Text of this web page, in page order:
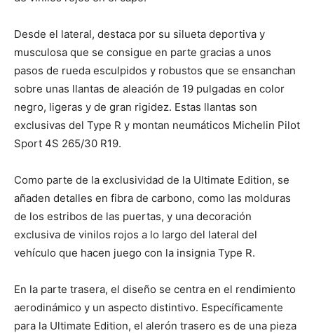
Desde el lateral, destaca por su silueta deportiva y
musculosa que se consigue en parte gracias a unos
pasos de rueda esculpidos y robustos que se ensanchan
sobre unas llantas de aleación de 19 pulgadas en color
negro, ligeras y de gran rigidez. Estas llantas son
exclusivas del Type R y montan neumáticos Michelin Pilot
Sport 4S 265/30 R19.
Como parte de la exclusividad de la Ultimate Edition, se
añaden detalles en fibra de carbono, como las molduras
de los estribos de las puertas, y una decoración
exclusiva de vinilos rojos a lo largo del lateral del
vehículo que hacen juego con la insignia Type R.
En la parte trasera, el diseño se centra en el rendimiento
aerodinámico y un aspecto distintivo. Específicamente
para la Ultimate Edition, el alerón trasero es de una pieza